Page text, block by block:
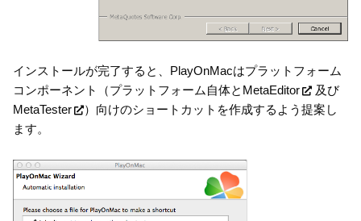
インストールが完了すると、PlayOnMacはプラットフォーム
コンポーネント（プラットフォーム自体と MetaEditor
及び
MetaTester
）向けのショートカットを作成するよう提案し
ます。